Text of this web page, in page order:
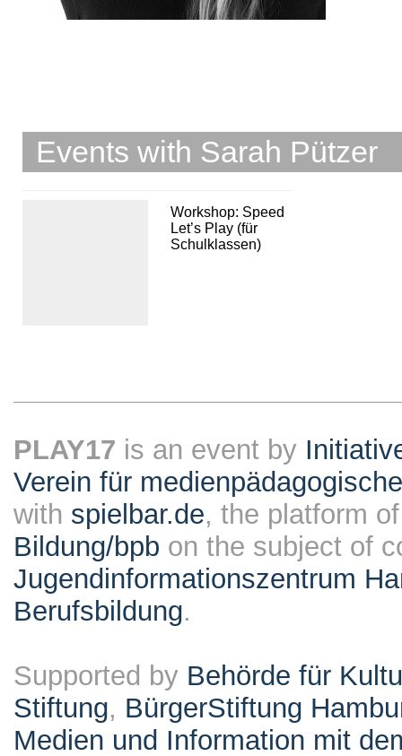
Events with Sarah Pützer
Workshop: Speed
Let’s Play (für
Schulklassen)
PLAY17 is an event by
Verein für
with spielbar.de, the platform
Bildung/bpb on the subject of
Jugendinformationszentrum
Berufsbildung.
Supported by Behörde für
Stiftung, BürgerStiftung
Medien und Information mit